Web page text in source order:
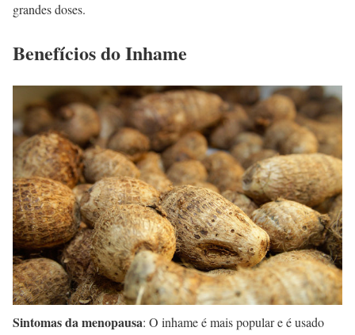
grandes doses.
Benefícios do Inhame
Sintomas da menopausa: O inhame é mais popular e é usado